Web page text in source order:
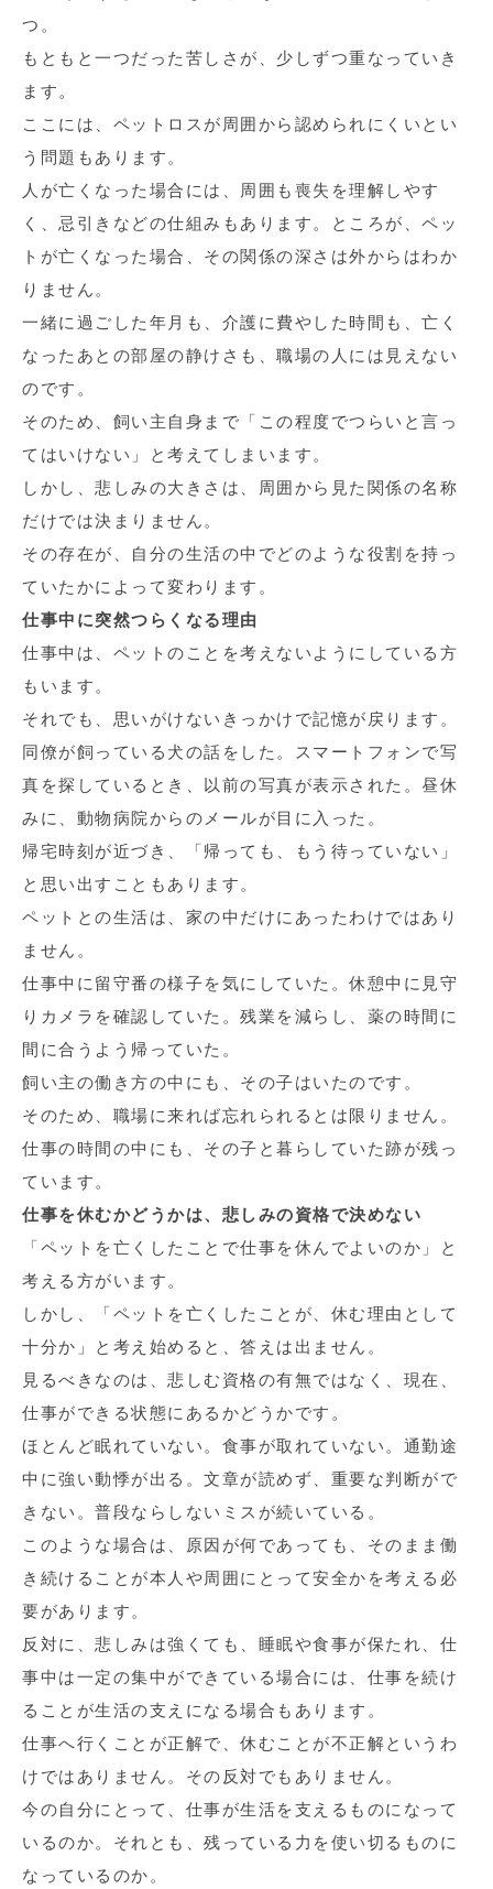
つ。
もともと一つだった苦しさが、少しずつ重なっていき
ます。
ここには、ペットロスが周囲から認められにくいとい
う問題もあります。
人が亡くなった場合には、周囲も喪失を理解しやす
く、忌引きなどの仕組みもあります。ところが、ペッ
トが亡くなった場合、その関係の深さは外からはわか
りません。
一緒に過ごした年月も、介護に費やした時間も、亡く
なったあとの部屋の静けさも、職場の人には見えない
のです。
そのため、飼い主自身まで「この程度でつらいと言っ
てはいけない」と考えてしまいます。
しかし、悲しみの大きさは、周囲から見た関係の名称
だけでは決まりません。
その存在が、自分の生活の中でどのような役割を持っ
ていたかによって変わります。
仕事中に突然つらくなる理由
仕事中は、ペットのことを考えないようにしている方
もいます。
それでも、思いがけないきっかけで記憶が戻ります。
同僚が飼っている犬の話をした。スマートフォンで写
真を探しているとき、以前の写真が表示された。昼休
みに、動物病院からのメールが目に入った。
帰宅時刻が近づき、「帰っても、もう待っていない」
と思い出すこともあります。
ペットとの生活は、家の中だけにあったわけではあり
ません。
仕事中に留守番の様子を気にしていた。休憩中に見守
りカメラを確認していた。残業を減らし、薬の時間に
間に合うよう帰っていた。
飼い主の働き方の中にも、その子はいたのです。
そのため、職場に来れば忘れられるとは限りません。
仕事の時間の中にも、その子と暮らしていた跡が残っ
ています。
仕事を休むかどうかは、悲しみの資格で決めない
「ペットを亡くしたことで仕事を休んでよいのか」と
考える方がいます。
しかし、「ペットを亡くしたことが、休む理由として
十分か」と考え始めると、答えは出ません。
見るべきなのは、悲しむ資格の有無ではなく、現在、
仕事ができる状態にあるかどうかです。
ほとんど眠れていない。食事が取れていない。通勤途
中に強い動悸が出る。文章が読めず、重要な判断がで
きない。普段ならしないミスが続いている。
このような場合は、原因が何であっても、そのまま働
き続けることが本人や周囲にとって安全かを考える必
要があります。
反対に、悲しみは強くても、睡眠や食事が保たれ、仕
事中は一定の集中ができている場合には、仕事を続け
ることが生活の支えになる場合もあります。
仕事へ行くことが正解で、休むことが不正解というわ
けではありません。その反対でもありません。
今の自分にとって、仕事が生活を支えるものになって
いるのか。それとも、残っている力を使い切るものに
なっているのか。